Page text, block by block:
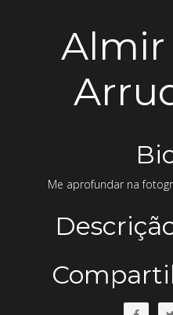
Me aprofundar na